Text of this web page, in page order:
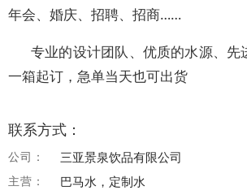
年会、婚庆、招聘、招商……
专业的设计团队、优质的水源、先
一箱起订，急单当天也可出货
联系方式：
公司： 三亚景泉饮品有限公司
主营： 巴马水，定制水